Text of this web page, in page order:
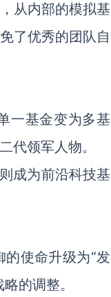
从内部的模拟基
了优秀的团队自
一基金变为多基
代领军人物。
成为前沿科技基
使命升级为“发
的调整。